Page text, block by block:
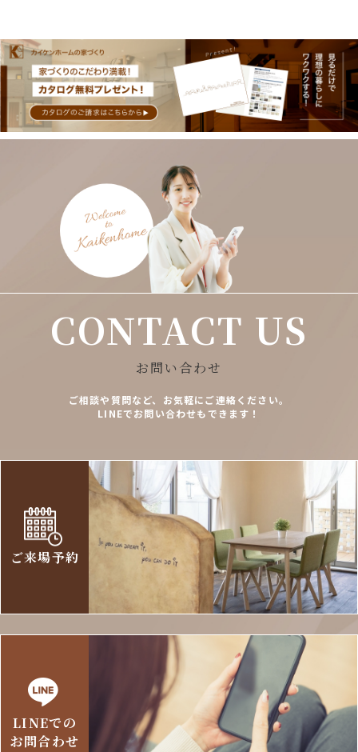
CONTACT US
お問い合わせ
ご相談や質問など、お気軽にご連絡ください。
LINEでお問い合わせもできます！
ご来場予約
LINEでの
お問合わせ